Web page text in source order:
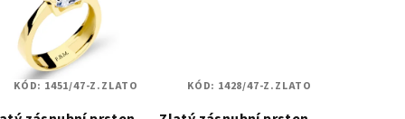
KÓD: 1451/47-Z.ZLATO KÓD: 1428/47-Z.ZLATO